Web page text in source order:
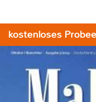
kostenloses